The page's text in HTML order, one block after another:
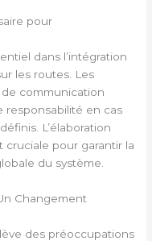
pour
dans l’intégration
les routes. Les
communication
responsabilité en cas
L’élaboration
cruciale pour garantir la
du système.
Changement
des préoccupations